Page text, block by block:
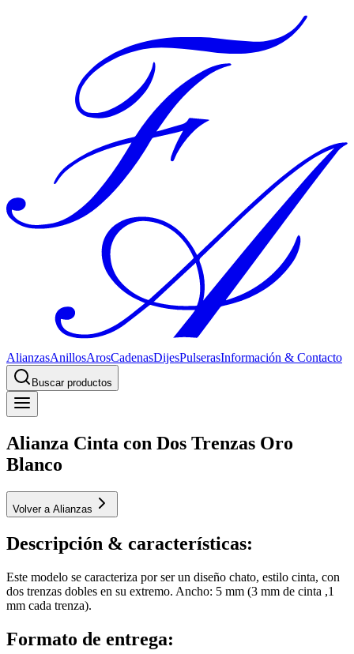
AlianzasAnillosArosCadenasDijesPulserasInformación & Contacto
Buscar productos
Alianza Cinta con Dos Trenzas Oro
Blanco
Volver a Alianzas
Descripción & características:
Este modelo se caracteriza por ser un diseño chato, estilo cinta, con
dos trenzas dobles en su extremo. Ancho: 5 mm (3 mm de cinta ,1
mm cada trenza).
Formato de entrega: